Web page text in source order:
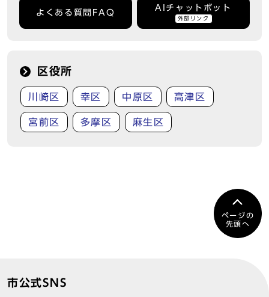
よくある質問FAQ
AIチャットボット
外部リンク
区役所
川崎区 幸区 中原区 高津区
宮前区 多摩区 麻生区
ページの
先頭へ
市公式SNS